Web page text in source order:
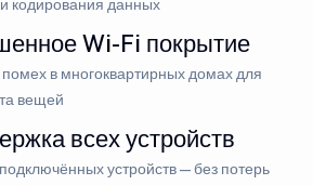
кодирования данных
Wi-Fi покрытие
в многоквартирных домах для
вещей
всех устройств
устройств — без потерь